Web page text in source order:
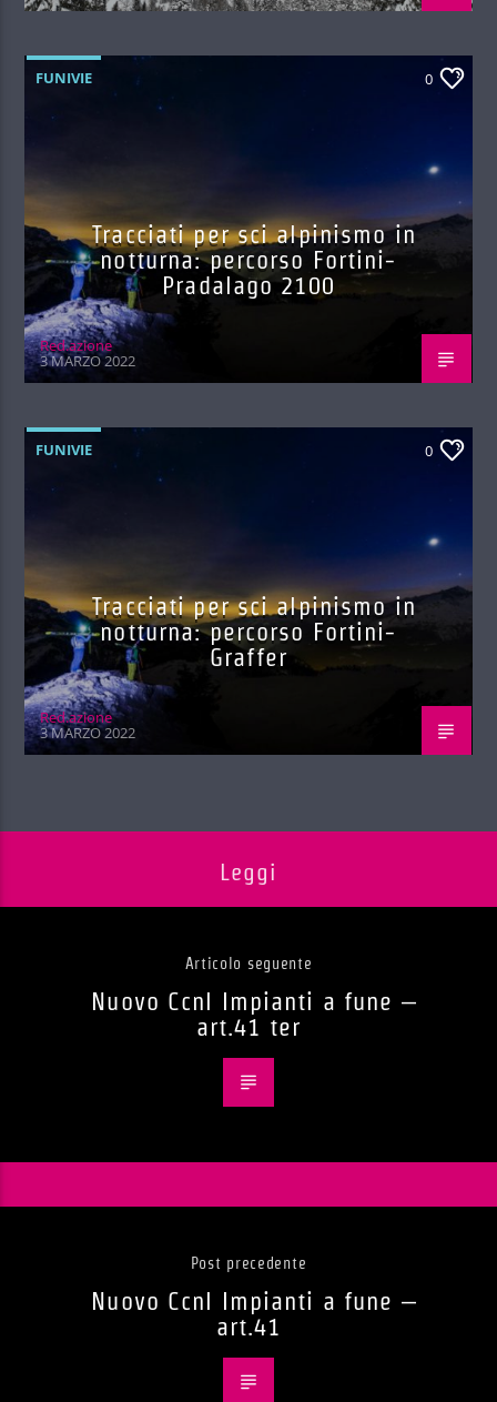
FUNIVIE 0
Tracciati per sci alpinismo in
notturna: percorso Fortini-
Pradalago 2100
Red.azione
3 MARZO 2022
FUNIVIE 0
Tracciati per sci alpinismo in
notturna: percorso Fortini-
Graffer
Red.azione
3 MARZO 2022
Leggi
Articolo seguente
Nuovo Ccnl Impianti a fune –
art.41 ter
Post precedente
Nuovo Ccnl Impianti a fune –
art.41